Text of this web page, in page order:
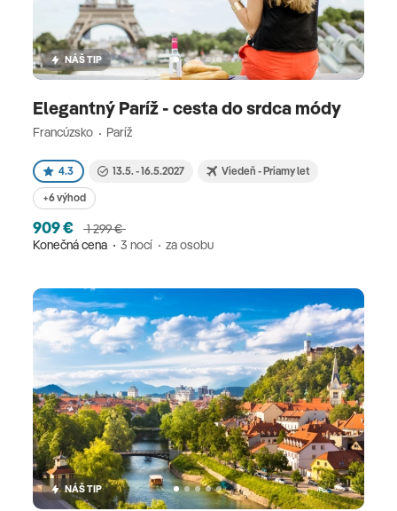
NÁŠ TIP
Elegantný Paríž - cesta do srdca módy
Francúzsko Paríž
4.3 13.5. - 16.5.2027 Viedeň - Priamy let
+6 výhod
909 €
1 299 €
Konečná cena
3 nocí za osobu
NÁŠ TIP